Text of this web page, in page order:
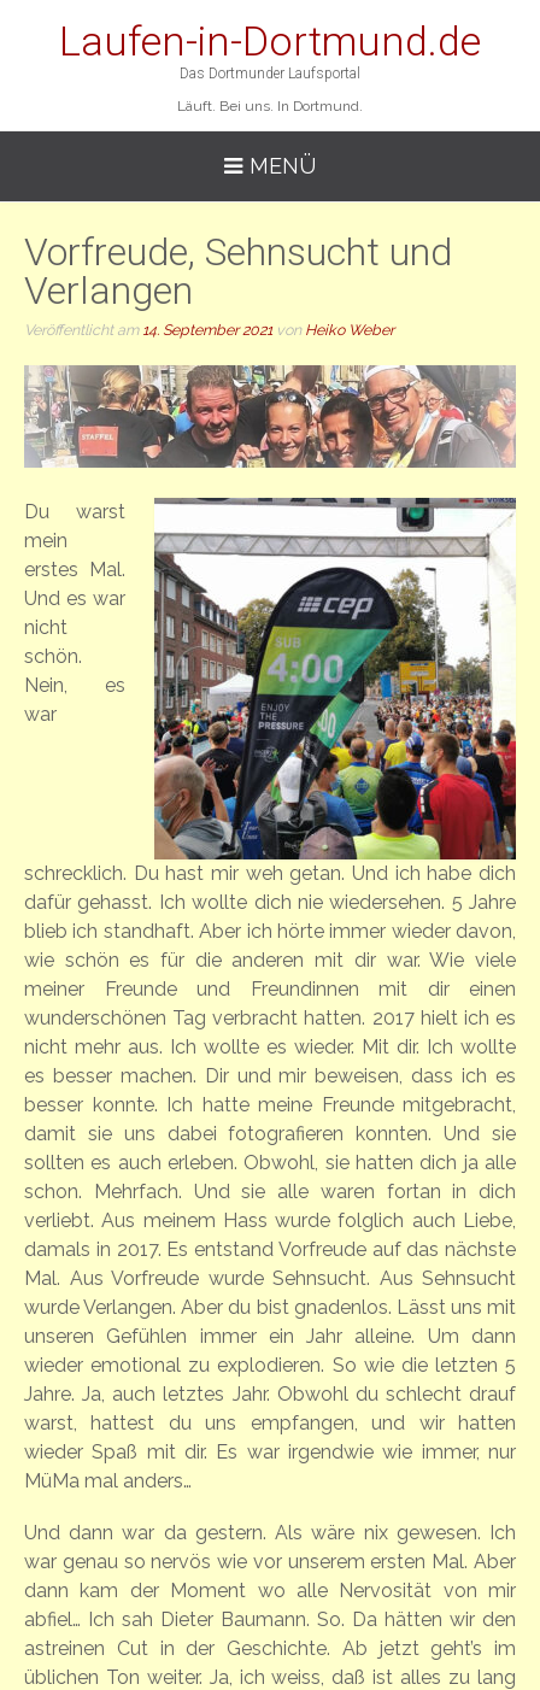
Laufen-in-Dortmund.de
Das Dortmunder Laufsportal
Läuft. Bei uns. In Dortmund.
MENÜ
Vorfreude, Sehnsucht und
Verlangen
Veröffentlicht am 14. September 2021 von Heiko Weber
Du warst
mein
erstes Mal.
Und es war
nicht
schön.
Nein, es
war
schrecklich. Du hast mir weh getan. Und ich habe dich
dafür gehasst. Ich wollte dich nie wiedersehen. 5 Jahre
blieb ich standhaft. Aber ich hörte immer wieder davon,
wie schön es für die anderen mit dir war. Wie viele
meiner Freunde und Freundinnen mit dir einen
wunderschönen Tag verbracht hatten. 2017 hielt ich es
nicht mehr aus. Ich wollte es wieder. Mit dir. Ich wollte
es besser machen. Dir und mir beweisen, dass ich es
besser konnte. Ich hatte meine Freunde mitgebracht,
damit sie uns dabei fotografieren konnten. Und sie
sollten es auch erleben. Obwohl, sie hatten dich ja alle
schon. Mehrfach. Und sie alle waren fortan in dich
verliebt. Aus meinem Hass wurde folglich auch Liebe,
damals in 2017. Es entstand Vorfreude auf das nächste
Mal. Aus Vorfreude wurde Sehnsucht. Aus Sehnsucht
wurde Verlangen. Aber du bist gnadenlos. Lässt uns mit
unseren Gefühlen immer ein Jahr alleine. Um dann
wieder emotional zu explodieren. So wie die letzten 5
Jahre. Ja, auch letztes Jahr. Obwohl du schlecht drauf
warst, hattest du uns empfangen, und wir hatten
wieder Spaß mit dir. Es war irgendwie wie immer, nur
MüMa mal anders…
Und dann war da gestern. Als wäre nix gewesen. Ich
war genau so nervös wie vor unserem ersten Mal. Aber
dann kam der Moment wo alle Nervosität von mir
abfiel… Ich sah Dieter Baumann. So. Da hätten wir den
astreinen Cut in der Geschichte. Ab jetzt geht’s im
üblichen Ton weiter. Ja, ich weiss, daß ist alles zu lang